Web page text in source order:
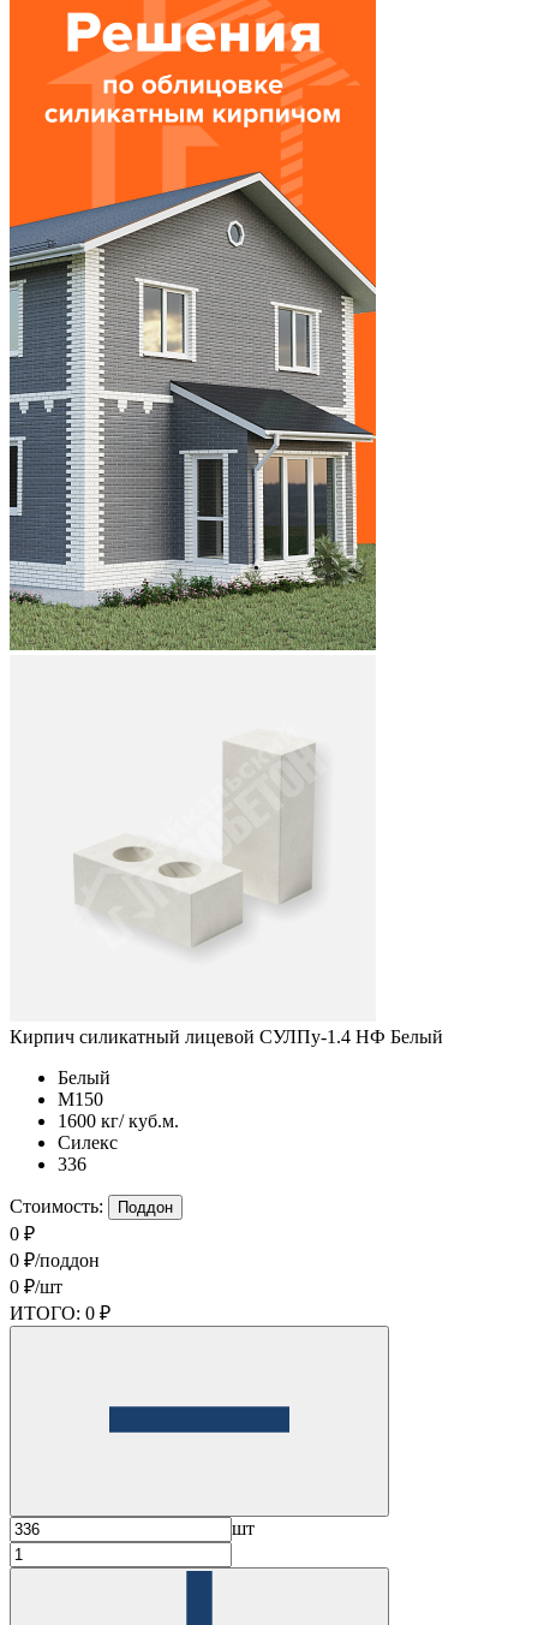
Кирпич силикатный лицевой СУЛПу-1.4 НФ Белый
Белый
М150
1600 кг/ куб.м.
Силекс
336
Стоимость: Поддон
0 ₽
0 ₽/поддон
0 ₽/шт
ИТОГО: 0 ₽
шт